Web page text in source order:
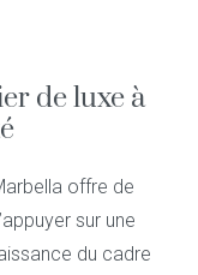
de luxe à
offre de
sur une
du cadre